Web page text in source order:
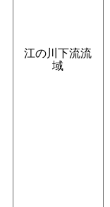
江の川下流流
域